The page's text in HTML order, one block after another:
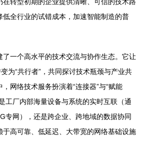
低全行业的试错成本，加速智能制造的普
了一个高水平的技术交流与协作生态。它让
为“共行者”，共同探讨技术瓶颈与产业共
网络技术服务扮演着“连接器”与“赋能
工厂内部海量设备与系统的实时互联（通
专网），还是跨企业、跨地域的数据协同
于高可靠、低延迟、大带宽的网络基础设施